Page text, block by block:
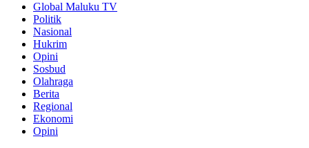
Global Maluku TV
Politik
Nasional
Hukrim
Opini
Sosbud
Olahraga
Berita
Regional
Ekonomi
Opini